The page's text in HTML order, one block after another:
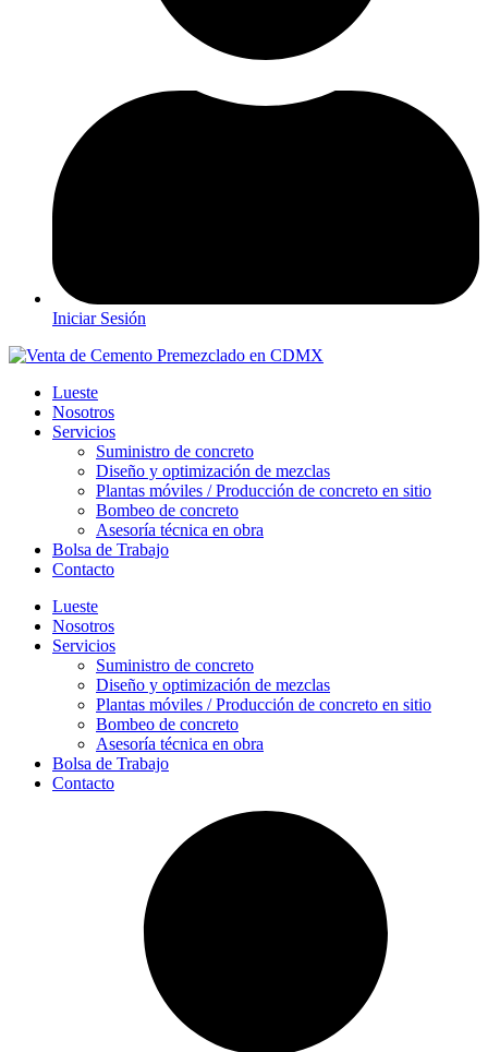
Iniciar Sesión
Lueste
Nosotros
Servicios
Suministro de concreto
Diseño y optimización de mezclas
Plantas móviles / Producción de concreto en sitio
Bombeo de concreto
Asesoría técnica en obra
Bolsa de Trabajo
Contacto
Lueste
Nosotros
Servicios
Suministro de concreto
Diseño y optimización de mezclas
Plantas móviles / Producción de concreto en sitio
Bombeo de concreto
Asesoría técnica en obra
Bolsa de Trabajo
Contacto